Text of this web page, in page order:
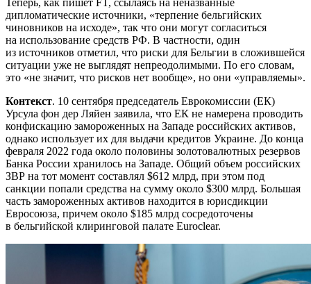
дипломатические источники, «терпение бельгийских
чиновников на исходе», так что они могут согласиться
на использование средств РФ. В частности, один
из источников отметил, что риски для Бельгии в сложившейся
ситуации уже не выглядят непреодолимыми. По его словам,
это «не значит, что рисков нет вообще», но они «управляемы».
Контекст. 10 сентября председатель Еврокомиссии (ЕК)
Урсула фон дер Ляйен заявила, что ЕК не намерена проводить
конфискацию замороженных на Западе российских активов,
однако использует их для выдачи кредитов Украине. До конца
февраля 2022 года около половины золотовалютных резервов
Банка России хранилось на Западе. Общий объем российских
ЗВР на тот момент составлял $612 млрд, при этом под
санкции попали средства на сумму около $300 млрд. Большая
часть замороженных активов находится в юрисдикции
Евросоюза, причем около $185 млрд сосредоточены
в бельгийской клиринговой палате Euroclear.